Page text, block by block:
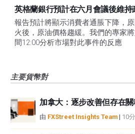
英格蘭銀行預計在六月會議後維持
報告預計將顯示消費者通脹下降，
火後，原油價格趨緩。我們的專家
間12:00分析市場對此事件的反應
主要貨幣對
加拿大：逐步改善但存在
由 FXStreet Insights Team | 10